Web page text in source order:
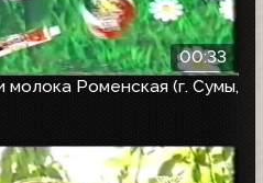
00:33
молока Роменская (г. Сумы,